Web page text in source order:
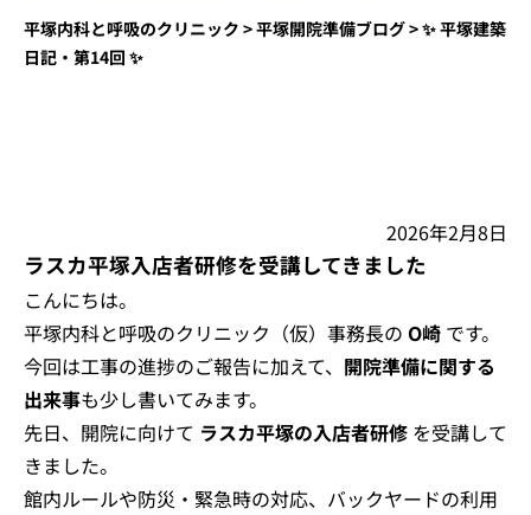
平塚内科と呼吸のクリニック >平塚開院準備ブログ>✨ 平塚建築
日記・第14回 ✨
2026年2月8日
ラスカ平塚入店者研修を受講してきました
こんにちは。
平塚内科と呼吸のクリニック（仮）事務長の O崎 です。
今回は工事の進捗のご報告に加えて、 開院準備に関する
出来事も少し書いてみます。
先日、開院に向けて ラスカ平塚の入店者研修 を受講して
きました。
館内ルールや防災・緊急時の対応、バックヤードの利用